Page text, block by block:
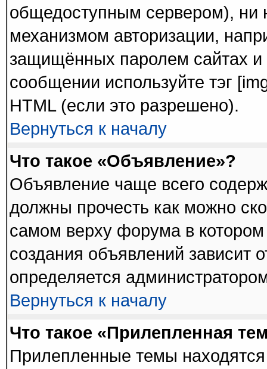
общедоступным сервером), ни
механизмом авторизации,
защищённых паролем сайтах и
сообщении используйте тэг
HTML (если это разрешено).
Вернуться к началу
Что такое «Объявление»?
Объявление чаще всего
должны прочесть как можно
самом верху форума в
создания объявлений зависит
определяется
Вернуться к началу
Что такое «Прилепленная
Прилепленные темы